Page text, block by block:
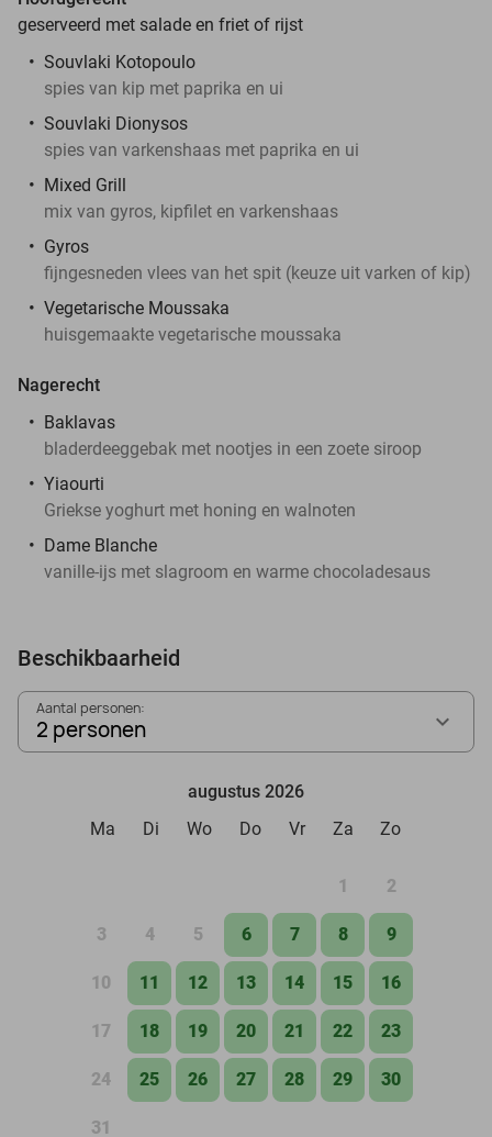
geserveerd met salade en friet of rijst
Souvlaki Kotopoulo
spies van kip met paprika en ui
Souvlaki Dionysos
spies van varkenshaas met paprika en ui
Mixed Grill
mix van gyros, kipfilet en varkenshaas
Gyros
fijngesneden vlees van het spit (keuze uit varken of kip)
Vegetarische Moussaka
huisgemaakte vegetarische moussaka
Nagerecht
Baklavas
bladerdeeggebak met nootjes in een zoete siroop
Yiaourti
Griekse yoghurt met honing en walnoten
Dame Blanche
vanille-ijs met slagroom en warme chocoladesaus
Beschikbaarheid
Aantal personen:
2 personen
augustus 2026
Ma
Di Wo Do Vr Za Zo
1 2
3 4 5 6 7 8 9
10 11 12 13 14 15 16
17 18 19 20 21 22 23
24 25 26 27 28 29 30
31